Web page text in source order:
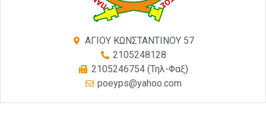
ΑΓΙΟΥ ΚΩΝΣΤΑΝΤΙΝΟΥ 57
2105248128
2105246754 (Τηλ-Φαξ)
poeyps@yahoo.com